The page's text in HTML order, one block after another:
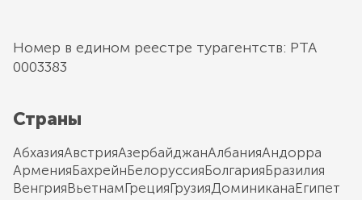
Номер в едином реестре турагентств: РТА
0003383
Страны
АбхазияАвстрияАзербайджанАлбанияАндорра
АрменияБахрейнБелоруссияБолгарияБразилия
ВенгрияВьетнамГрецияГрузияДоминиканаЕгипет